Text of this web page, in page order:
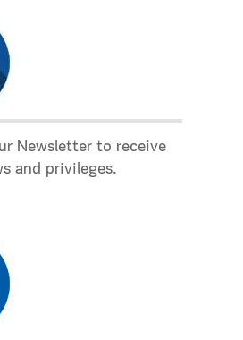
Newsletter to receive
and privileges.